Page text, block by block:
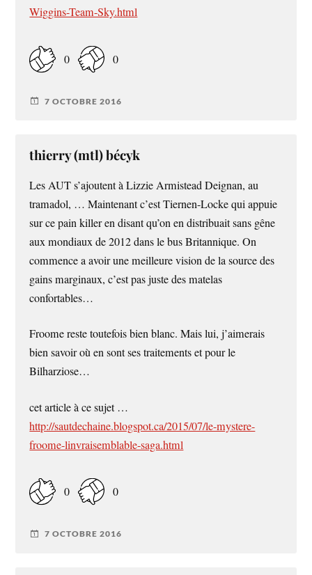
Wiggins-Team-Sky.html
0 0
7 OCTOBRE 2016
thierry (mtl) bécyk
Les AUT s’ajoutent à Lizzie Armistead Deignan, au
tramadol, … Maintenant c’est Tiernen-Locke qui appuie
sur ce pain killer en disant qu’on en distribuait sans gêne
aux mondiaux de 2012 dans le bus Britannique. On
commence a avoir une meilleure vision de la source des
gains marginaux, c’est pas juste des matelas
confortables…
Froome reste toutefois bien blanc. Mais lui, j’aimerais
bien savoir où en sont ses traitements et pour le
Bilharziose…
cet article à ce sujet …
http://sautdechaine.blogspot.ca/2015/07/le-mystere-
froome-linvraisemblable-saga.html
0 0
7 OCTOBRE 2016